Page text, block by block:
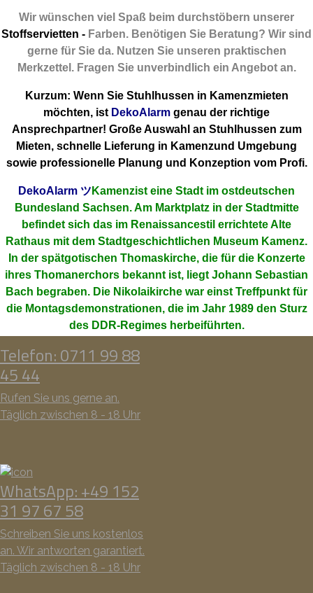
Wir wünschen viel Spaß beim durchstöbern unserer
Stoffservietten - Farben. Benötigen Sie Beratung? Wir sind
gerne für Sie da. Nutzen Sie unseren praktischen
Merkzettel. Fragen Sie unverbindlich ein Angebot an.
Kurzum: Wenn Sie Stuhlhussen in Kamenzmieten
möchten, ist DekoAlarm genau der richtige
Ansprechpartner! Große Auswahl an Stuhlhussen zum
Mieten, schnelle Lieferung in Kamenzund Umgebung
sowie professionelle Planung und Konzeption vom Profi.
DekoAlarm ツ Kamenzist eine Stadt im ostdeutschen
Bundesland Sachsen. Am Marktplatz in der Stadtmitte
befindet sich das im Renaissancestil errichtete Alte
Rathaus mit dem Stadtgeschichtlichen Museum Kamenz.
In der spätgotischen Thomaskirche, die für die Konzerte
ihres Thomanerchors bekannt ist, liegt Johann Sebastian
Bach begraben. Die Nikolaikirche war einst Treffpunkt für
die Montagsdemonstrationen, die im Jahr 1989 den Sturz
des DDR-Regimes herbeiführten.
Telefon: 0711 99 88
45 44
Rufen Sie uns gerne an.
Täglich zwischen 8 - 18 Uhr
WhatsApp: +49 152
31 97 67 58
Schreiben Sie uns kostenlos
an. Wir antworten garantiert.
Täglich zwischen 8 - 18 Uhr